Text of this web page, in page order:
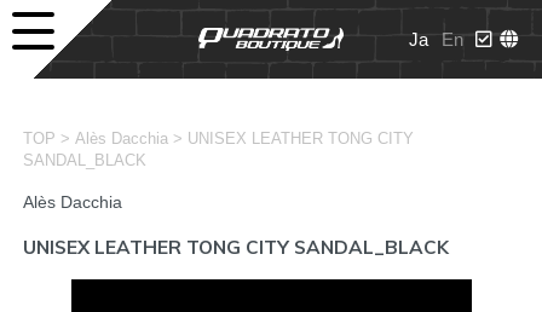
Ja En
TOP > Alès Dacchia> UNISEX LEATHER TONG CITY
SANDAL_BLACK
Alès Dacchia
UNISEX LEATHER TONG CITY SANDAL_BLACK